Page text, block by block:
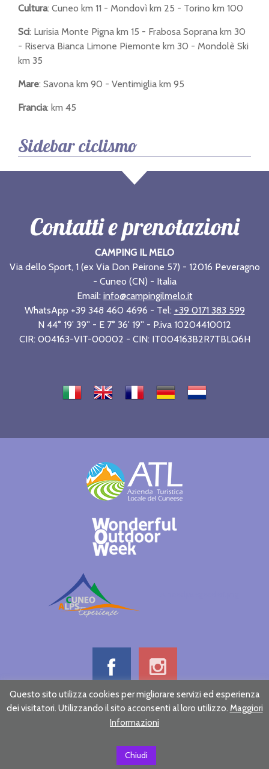
Cultura: Cuneo km 11 - Mondovì km 25 - Torino km 100
Sci: Lurisia Monte Pigna km 15 - Frabosa Soprana km 30
- Riserva Bianca Limone Piemonte km 30 - Mondolè Ski
km 35
Mare: Savona km 90 - Ventimiglia km 95
Francia: km 45
Sidebar ciclismo
Contatti e prenotazioni
CAMPING IL MELO
Via dello Sport, 1 (ex Via Don Peirone 57) - 12016 Peveragno
- Cuneo (CN) - Italia
Email: info@campingilmelo.it
WhatsApp +39 348 460 4696 - Tel: +39 0171 383 599
N 44° 19' 39'' - E 7° 36' 19'' - P.iva 10204410012
CIR: 004163-VIT-00002 - CIN: IT004163B2R7TBLQ6H
Informativa sulla privacy
Questo sito utilizza cookies per migliorare servizi ed esperienza
dei visitatori. Utilizzando il sito acconsenti al loro utilizzo. Maggiori
Informazioni
Chiudi